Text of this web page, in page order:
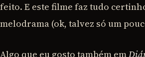
feito. E este filme faz tudo
melodrama (ok, talvez só um
Algo que eu gosto também em